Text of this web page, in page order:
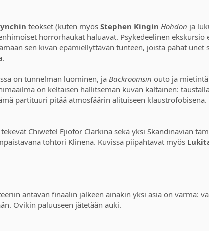
teokset (kuten myös Stephen Kingin Hohdon ja
horrorhaukat haluavat. Psykedeelinen
sen kivan epämiellyttävän tunteen, joista pahat
on tunnelman luominen, ja Backroomsin outo ja
on keltaisen hallitseman kuvan kaltainen:
partituuri pitää atmosfäärin alituiseen klaustrofobisena.
Chiwetel Ejiofor Clarkina sekä yksi Skandinavian
tohtori Klinena. Kuvissa piipahtavat myös
antavan finaalin jälkeen ainakin yksi asia on varma:
Ovikin paluuseen jätetään auki.